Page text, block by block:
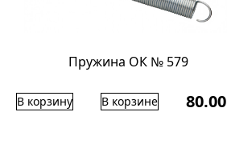
Пружина ОК № 579
В корзину В корзине